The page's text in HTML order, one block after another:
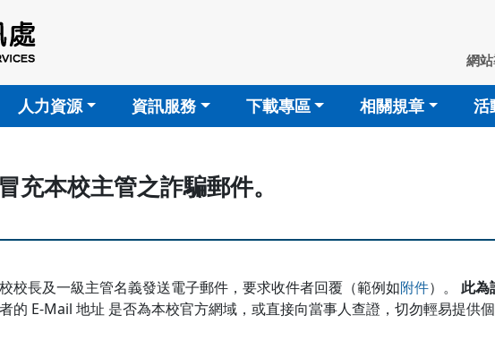
網
人力資源 資訊服務 下載專區 相關規章 活
充本校主管之詐騙郵件。
校長及一級主管名義發送電子郵件，要求收件者回覆（範例如附件）。
此為
E-Mail 地址 是否為本校官方網域，或直接向當事人查證，切勿輕易提供個